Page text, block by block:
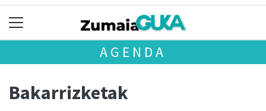
AGENDA
Bakarrizketak